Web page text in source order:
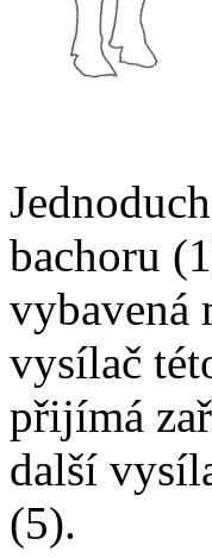
bachoru
vybavená
vysílač
přijímá
další
(5).